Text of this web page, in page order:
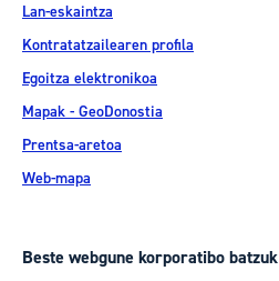
Lan-eskaintza
Kontratatzailearen profila
Egoitza elektronikoa
Mapak - GeoDonostia
Prentsa-aretoa
Web-mapa
Beste webgune korporatibo batzuk